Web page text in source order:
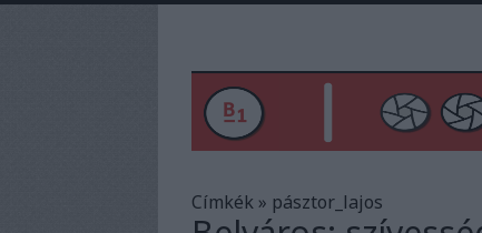
Címkék» pásztor_lajos